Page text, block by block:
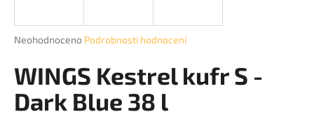
Průměrné
produktu
je
0,0
Neohodnoceno Podrobnosti hodnocení
WINGS Kestrel kufr S -
Dark Blue 38 l
j
t
?